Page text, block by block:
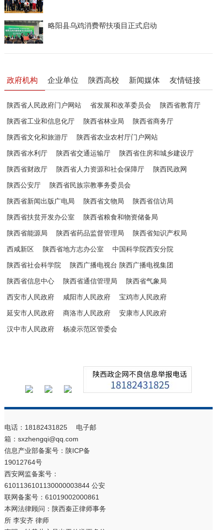
略阳县乌鸡消费帮扶项目正式启动
政府机构 企业单位 陕西高校 新闻媒体 友情链接
陕西省人民政府门户网站 省发展和改革委员会 陕西省教育厅
陕西省工业和信息化厅 陕西省林业局 陕西省商务厅
陕西省文化和旅游厅 陕西省农业农村厅门户网站
陕西省水利厅 陕西省交通运输厅 陕西省住房和城乡建设厅
陕西省财政厅 陕西省人力资源和社会保障厅 陕西民政网
陕西公安厅 陕西省民族宗教事务委员会
陕西省新闻出版广电局 陕西省文物局 陕西省信访局
陕西省扶贫开发办公室 陕西省粮食和物资储备局
陕西省能源局 陕西省药品监督管理局 陕西省知识产权局
西咸新区 陕西省地方志办公室 中国科学院西安分院
陕西省社会科学院 陕西广播电视台 陕西广播电视集团
陕西省信息中心 陕西省通信管理局 陕西省气象局
西安市人民政府 咸阳市人民政府 宝鸡市人民政府
延安市人民政府 商洛市人民政府 安康市人民政府
汉中市人民政府 杨凌示范区管委会
电话：18182431825 电子邮
箱：sxzhengqi@qq.com
信息产业部备案号： 陕ICP备
19012764号
西安网监备案号：
6101136101130000003844 公安
联网备案号：61019002000861
本网法律顾问：陕西秦正律师事务
所 李安齐 律师